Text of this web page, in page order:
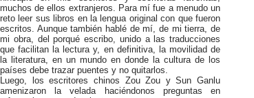
muchos de ellos extranjeros. Para mí fue a menudo un
reto leer sus libros en la lengua original con que fueron
escritos. Aunque también hablé de mí, de mi tierra, de
mi obra, del porqué escribo, unido a las traducciones
que facilitan la lectura y, en definitiva, la movilidad de
la literatura, en un mundo en donde la cultura de los
países debe trazar puentes y no quitarlos.
Luego, los escritores chinos Zou Zou y Sun Ganlu
amenizaron la velada haciéndonos preguntas en